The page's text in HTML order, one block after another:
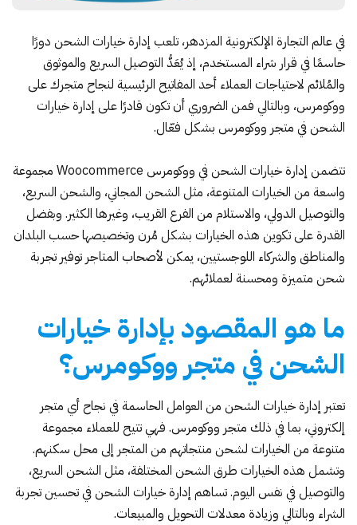
في عالم التجارة الإلكترونية المزدهر، تلعب إدارة خيارات الشحن دورًا
حاسمًا في قرار شراء المستخدم، إذ يُعَدُّ التوصيل السريع والموثوق
والمُلائم لاحتياجات العملاء أحد المفاتيح الرئيسية لنجاح متجرك على
ووكومرس، وبالتالي فمن الضروري أن تكون قادرًا على إدارة خيارات
الشحن في متجر ووكومرس بشكل فعّال.
تتضمن إدارة خيارات الشحن في ووكومرس Woocommerce مجموعة
واسعة من الخيارات المتنوعة، مثل الشحن المجاني، والشحن السريع،
والتوصيل الدولي، والاستلام من الفرع القريب، وغيرها الكثير. وبفضل
القدرة على تكوين هذه الخيارات بشكل مُرن وتخصيصها حسب البلدان
والمناطق والشركاء اللوجستيين، يمكن لأصحاب المتاجر توفير تجربة
شحن متميزة ومحسنة لعملائهم.
ما هو المقصود بإدارة خيارات
الشحن في متجر ووكومرس؟
تعتبر إدارة خيارات الشحن من العوامل الحاسمة في نجاح أي متجر
إلكتروني، بما في ذلك متجر ووكومرس. فهي تتيح للعملاء مجموعة
متنوعة من الخيارات لشحن منتجاتهم من المتجر إلى محل سكنهم.
وتشمل هذه الخيارات طرق الشحن المختلفة، مثل الشحن السريع،
والتوصيل في نفس اليوم. تساهم إدارة خيارات الشحن في تحسين تجربة
الشراء وبالتالي وزيادة معدلات التحويل والمبيعات.